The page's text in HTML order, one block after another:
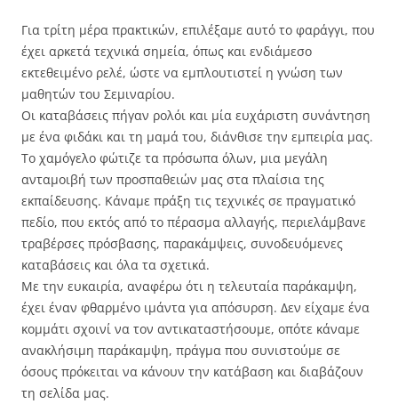
Για τρίτη μέρα πρακτικών, επιλέξαμε αυτό το φαράγγι, που
έχει αρκετά τεχνικά σημεία, όπως και ενδιάμεσο
εκτεθειμένο ρελέ, ώστε να εμπλουτιστεί η γνώση των
μαθητών του Σεμιναρίου.
Οι καταβάσεις πήγαν ρολόι και μία ευχάριστη συνάντηση
με ένα φιδάκι και τη μαμά του, διάνθισε την εμπειρία μας.
Το χαμόγελο φώτιζε τα πρόσωπα όλων, μια μεγάλη
ανταμοιβή των προσπαθειών μας στα πλαίσια της
εκπαίδευσης. Κάναμε πράξη τις τεχνικές σε πραγματικό
πεδίο, που εκτός από το πέρασμα αλλαγής, περιελάμβανε
τραβέρσες πρόσβασης, παρακάμψεις, συνοδευόμενες
καταβάσεις και όλα τα σχετικά.
Με την ευκαιρία, αναφέρω ότι η τελευταία παράκαμψη,
έχει έναν φθαρμένο ιμάντα για απόσυρση. Δεν είχαμε ένα
κομμάτι σχοινί να τον αντικαταστήσουμε, οπότε κάναμε
ανακλήσιμη παράκαμψη, πράγμα που συνιστούμε σε
όσους πρόκειται να κάνουν την κατάβαση και διαβάζουν
τη σελίδα μας.